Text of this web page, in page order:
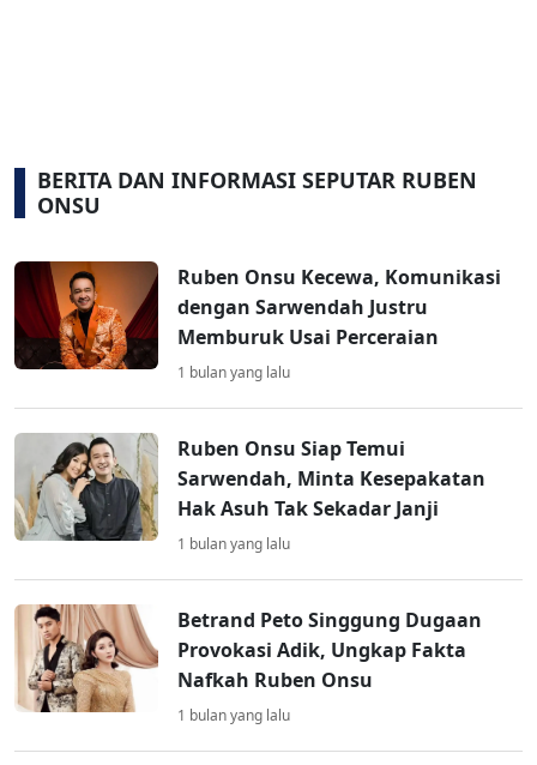
BERITA DAN INFORMASI SEPUTAR RUBEN
ONSU
Ruben Onsu Kecewa, Komunikasi
dengan Sarwendah Justru
Memburuk Usai Perceraian
1 bulan yang lalu
Ruben Onsu Siap Temui
Sarwendah, Minta Kesepakatan
Hak Asuh Tak Sekadar Janji
1 bulan yang lalu
Betrand Peto Singgung Dugaan
Provokasi Adik, Ungkap Fakta
Nafkah Ruben Onsu
1 bulan yang lalu